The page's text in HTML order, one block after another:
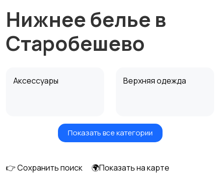
Нижнее белье в
Старобешево
Аксессуары Верхняя одежда
Головные уборы Домашняя одежда
Показать все категории
👉 Сохранить поиск
🌍Показать на карте